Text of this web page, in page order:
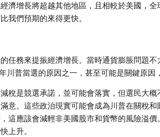
濟增長將超越其他地區，且相較於美國，
我們預期的來得更快。
任務來提振經濟增長。當時通貨膨脹問題
普當選的原因之一，甚至可能是關鍵原因
是競選承諾，並可能會落實，但選民大概
意。這些政治現實可能會成為川普在關稅
這應該會減輕非美國股市和貨幣的風險溢
上升。